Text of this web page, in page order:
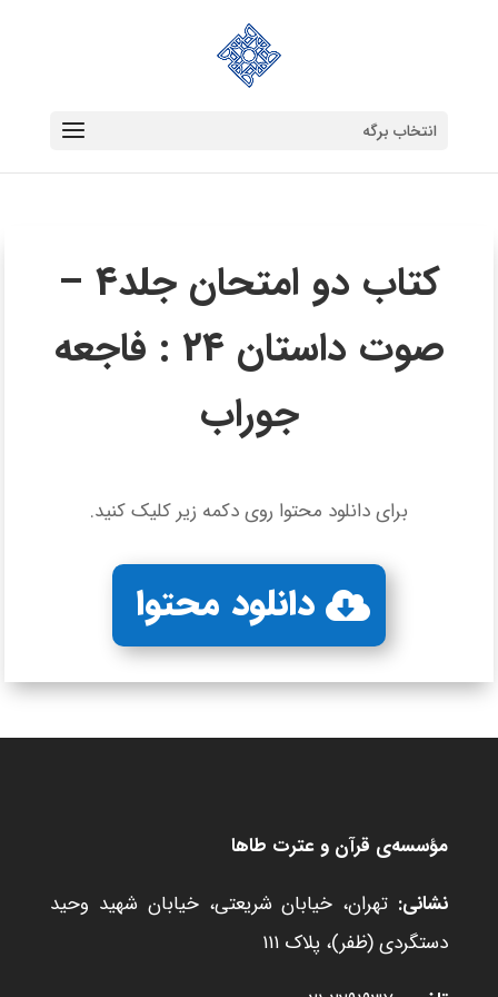
انتخاب برگه
کتاب دو امتحان جلد4 –
صوت داستان 24 : فاجعه
جوراب
برای دانلود محتوا روی دکمه زیر کلیک کنید.
دانلود محتوا
مؤسسه‌ی قرآن و عترت طاها
نشانی: تهران، خیابان شریعتی، خیابان شهید وحید
دستگردی (ظفر)، پلاک ۱۱۱